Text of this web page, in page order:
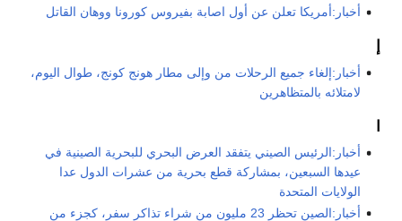
أخبار:أمريكا تعلن عن أول اصابة بفيروس كورونا ووهان القاتل
إ
أخبار:إلغاء جميع الرحلات من وإلى مطار هونج كونج، طوال اليوم،
لامتلائه بالمتظاهرين
أخبار:الرئيس الصيني يتفقد العرض البحري للبحرية الصينية في
عيدها السبعين، بمشاركة قطع بحرية من عشرات الدول عدا
الولايات المتحدة
أخبار:الصين تحظر 23 مليون من شراء تذاكر سفر، كجزء من